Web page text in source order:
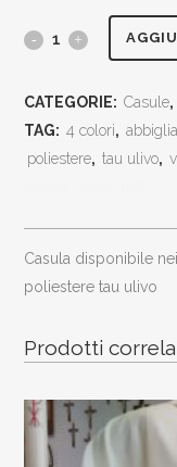
casula
colori
ulivo
CATEGORIE: Casule,
TAG: 4 colori,
poliestere, tau ulivo,
casula disponibile nei 4 colori,bianca,rossa,verde o viola ,
poliestere tau ulivo
Prodotti